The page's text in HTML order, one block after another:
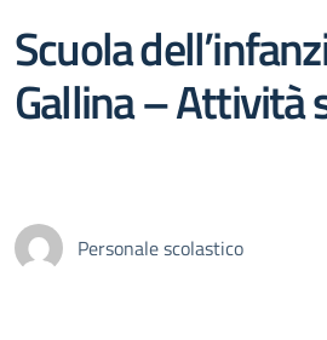
Scuola
Gallina – Attività
Personale scolastico